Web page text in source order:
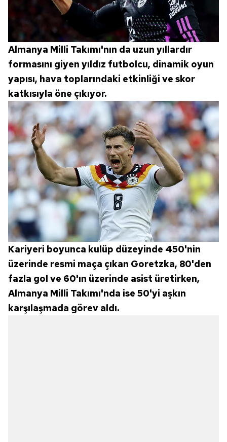
Almanya Milli Takımı'nın da uzun yıllardır
formasını giyen yıldız futbolcu, dinamik oyun
yapısı, hava toplarındaki etkinliği ve skor
katkısıyla öne çıkıyor.
Kariyeri boyunca kulüp düzeyinde 450'nin
üzerinde resmi maça çıkan Goretzka, 80'den
fazla gol ve 60'ın üzerinde asist üretirken,
Almanya Milli Takımı'nda ise 50'yi aşkın
karşılaşmada görev aldı.